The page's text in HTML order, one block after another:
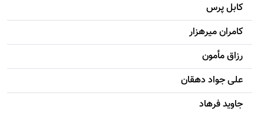
کابل پرس
کامران میرهزار
رزاق مأمون
علی جواد دهقان
جاويد فرهاد